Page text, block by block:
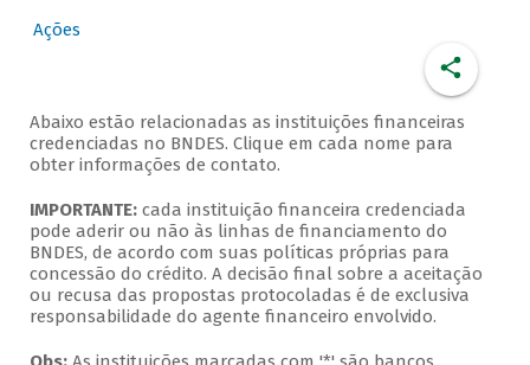
Ações
Abaixo estão relacionadas as instituições financeiras
credenciadas no BNDES. Clique em cada nome para
obter informações de contato.
IMPORTANTE: cada instituição financeira credenciada
pode aderir ou não às linhas de financiamento do
BNDES, de acordo com suas políticas próprias para
concessão do crédito. A decisão final sobre a aceitação
ou recusa das propostas protocoladas é de exclusiva
responsabilidade do agente financeiro envolvido.